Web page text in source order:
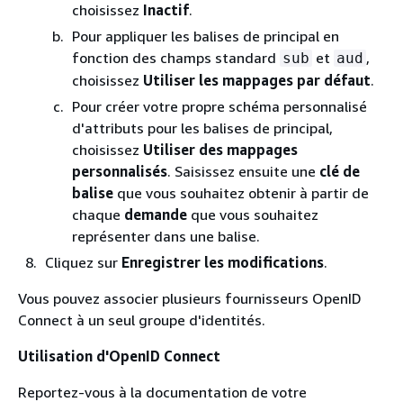
choisissez Inactif.
Pour appliquer les balises de principal en
fonction des champs standard sub et aud ,
choisissez Utiliser les mappages par défaut.
Pour créer votre propre schéma personnalisé
d'attributs pour les balises de principal,
choisissez Utiliser des mappages
personnalisés. Saisissez ensuite une clé de
balise que vous souhaitez obtenir à partir de
chaque demande que vous souhaitez
représenter dans une balise.
Cliquez sur Enregistrer les modifications.
Vous pouvez associer plusieurs fournisseurs OpenID
Connect à un seul groupe d'identités.
Utilisation d'OpenID Connect
Reportez-vous à la documentation de votre